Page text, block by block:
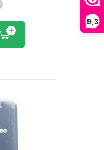
9,3